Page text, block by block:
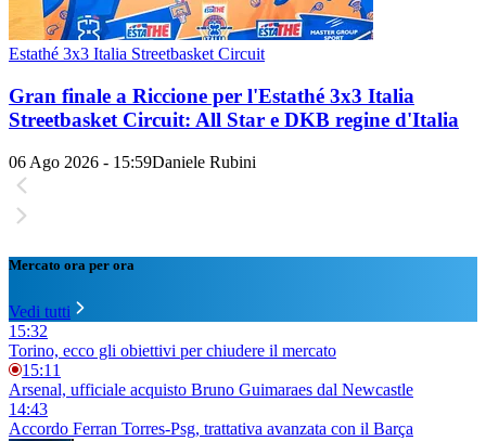
Estathé 3x3 Italia Streetbasket Circuit
Gran finale a Riccione per l'Estathé 3x3 Italia
Streetbasket Circuit: All Star e DKB regine d'Italia
06 Ago 2026 - 15:59Daniele Rubini
Mercato ora per ora
Vedi tutti
15:32
Torino, ecco gli obiettivi per chiudere il mercato
15:11
Arsenal, ufficiale acquisto Bruno Guimaraes dal Newcastle
14:43
Accordo Ferran Torres-Psg, trattativa avanzata con il Barça